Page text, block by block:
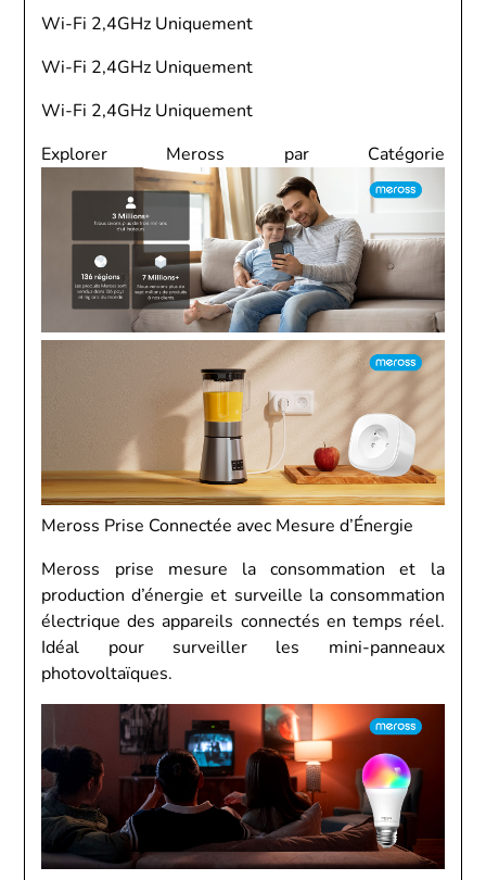
Wi-Fi 2,4GHz Uniquement
Wi-Fi 2,4GHz Uniquement
Wi-Fi 2,4GHz Uniquement
Explorer Meross par Catégorie
Meross Prise Connectée avec Mesure d’Énergie
Meross prise mesure la consommation et la
production d’énergie et surveille la consommation
électrique des appareils connectés en temps réel.
Idéal pour surveiller les mini-panneaux
photovoltaïques.